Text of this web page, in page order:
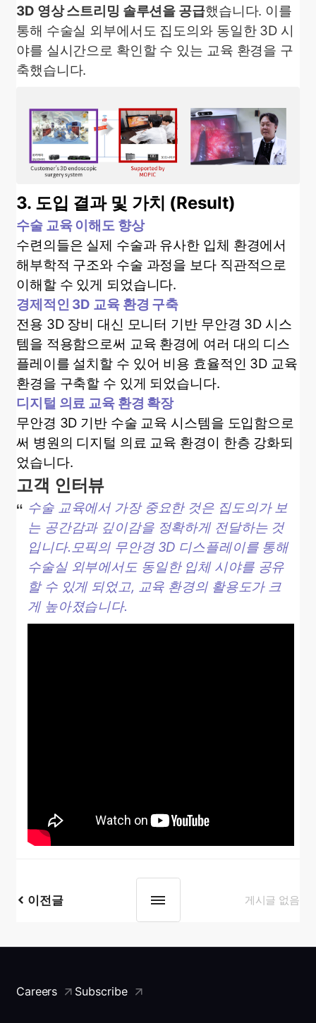
3D 영상 스트리밍 솔루션을 공급했습니다. 이를
통해 수술실 외부에서도 집도의와 동일한 3D 시
야를 실시간으로 확인할 수 있는 교육 환경을 구
축했습니다.
3. 도입 결과 및 가치 (Result)
수술 교육 이해도 향상
수련의들은 실제 수술과 유사한 입체 환경에서
해부학적 구조와 수술 과정을 보다 직관적으로
이해할 수 있게 되었습니다.
경제적인 3D 교육 환경 구축
전용 3D 장비 대신 모니터 기반 무안경 3D 시스
템을 적용함으로써 교육 환경에 여러 대의 디스
플레이를 설치할 수 있어 비용 효율적인 3D 교육
환경을 구축할 수 있게 되었습니다.
디지털 의료 교육 환경 확장
무안경 3D 기반 수술 교육 시스템을 도입함으로
써 병원의 디지털 의료 교육 환경이 한층 강화되
었습니다.
고객 인터뷰
수술 교육에서 가장 중요한 것은 집도의가 보
는 공간감과 깊이감을 정확하게 전달하는 것
입니다.모픽의 무안경3D 디스플레이를 통해
수술실 외부에서도 동일한 입체 시야를 공유
할 수 있게 되었고, 교육 환경의 활용도가 크
게 높아졌습니다.
이전글 게시글 없음
Careers Subscribe